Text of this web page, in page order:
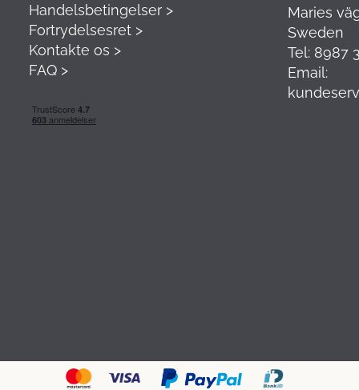
Handelsbetingelser >
Fortrydelsesret >
Kontakte os >
FAQ >
Maries
Sweden
Tel: 8987
Email: